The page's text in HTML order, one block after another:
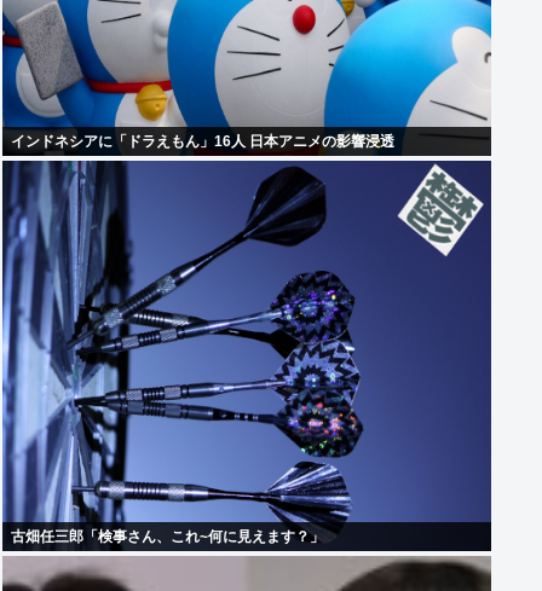
インドネシアに「ドラえもん」16人 日本アニメの影響浸透
古畑任三郎「検事さん、これ~何に見えます？」